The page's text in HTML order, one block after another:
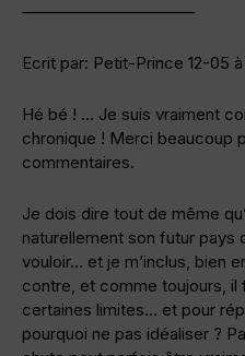
——————————–
Ecrit par: Petit-Prince 12-05 à
Hé bé ! … Je suis vraiment
chronique ! Merci beaucoup
commentaires.
Je dois dire tout de même
naturellement son futur pays
vouloir… et je m’inclus, bien
contre, et comme toujours,
certaines limites… et pour
pourquoi ne pas idéaliser ?